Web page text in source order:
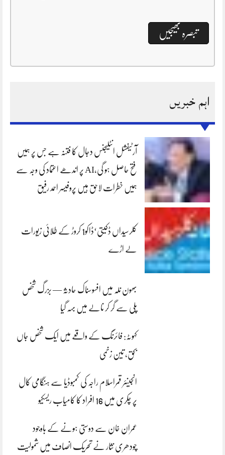
اہم خبریں
آرٹیفشل انٹلیجنس دجال کا فتنہ ہے جس پر ہمیں
فتح حاصل ہو گی،AI پر اندھے اعتماد کی وجہ سے
ہمیں خطرات لاحق ہیں پروفیسر احمد رفیق
کلرسیداں ڈکیتی‘ڈاکو1 کروڑ کے طلائی زیورات
لے اڑے
بھون نلہ میں افسوسناک حادثہ — بزرگ شخص
پلی سے گر کر نالے میں بہہ گیا
کہوٹہ: فائرنگ کے واقعے میں ایک شخص جاں
بحق، تین زخمی
انجینئر قمراسلام راجہ کی کمبوڈیا سے ہنگامی کال
پر چکری میں 16 افراد کا کامیاب ریسکیو
عمران خان سے دوستی ہونے کے باوجود
چودھری نثار نے تحریک انصاف میں شمولیت